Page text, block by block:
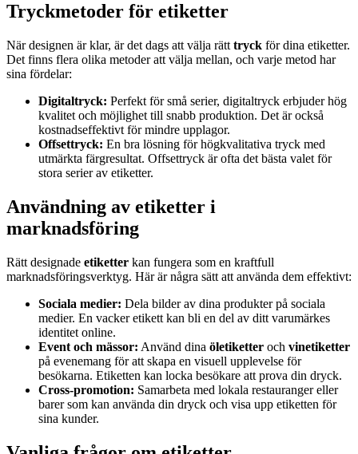
Tryckmetoder för etiketter
När designen är klar, är det dags att välja rätt tryck för dina etiketter.
Det finns flera olika metoder att välja mellan, och varje metod har
sina fördelar:
Digitaltryck: Perfekt för små serier, digitaltryck erbjuder hög
kvalitet och möjlighet till snabb produktion. Det är också
kostnadseffektivt för mindre upplagor.
Offsettryck: En bra lösning för högkvalitativa tryck med
utmärkta färgresultat. Offsettryck är ofta det bästa valet för
stora serier av etiketter.
Användning av etiketter i
marknadsföring
Rätt designade etiketter kan fungera som en kraftfull
marknadsföringsverktyg. Här är några sätt att använda dem effektivt:
Sociala medier: Dela bilder av dina produkter på sociala
medier. En vacker etikett kan bli en del av ditt varumärkes
identitet online.
Event och mässor: Använd dina öletiketter och vinetiketter
på evenemang för att skapa en visuell upplevelse för
besökarna. Etiketten kan locka besökare att prova din dryck.
Cross-promotion: Samarbeta med lokala restauranger eller
barer som kan använda din dryck och visa upp etiketten för
sina kunder.